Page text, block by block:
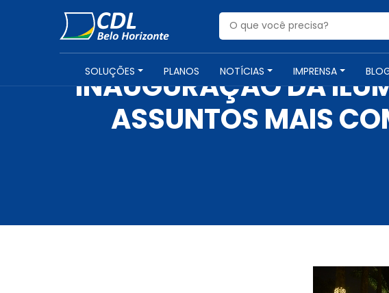
SOLUÇÕES PLANOS NOTÍCIAS IMPRENSA
INAUGURAÇÃO DA
ASSUNTOS MAIS